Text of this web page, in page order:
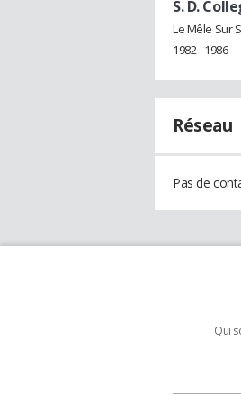
S. D.
Le Mêle Sur
1982 - 1986
Réseau
Pas de
Qui